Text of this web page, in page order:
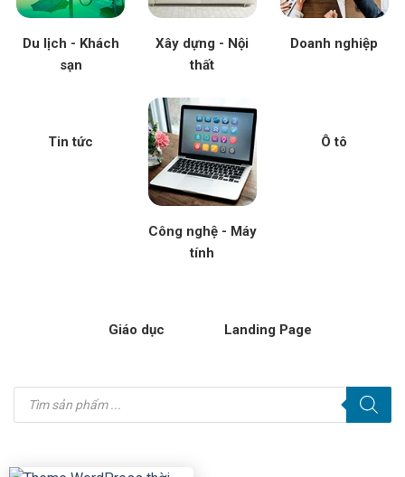
Du lịch - Khách
sạn
Xây dựng - Nội
thất
Doanh nghiệp
Tin tức
Công nghệ - Máy
tính
Ô tô
Giáo dục Landing Page
Tìm
kiếm
sản